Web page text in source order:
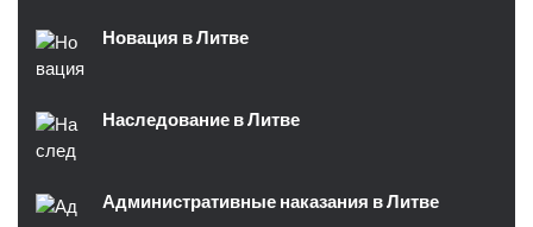
Новация в Литве
Наследование в Литве
Административные наказания в Литве